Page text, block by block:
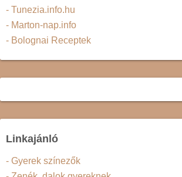
- Tunezia.info.hu
- Marton-nap.info
- Bolognai Receptek
Linkajánló
- Gyerek színezők